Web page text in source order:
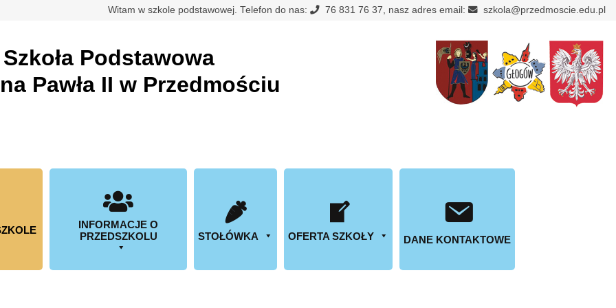
Witam w szkole podstawowej. Telefon do nas: 76 831 76 37, nasz adres email: szkola@przedmoscie.edu.pl
Szkoła Podstawowa
Pawła II w Przedmościu
INFORMACJE O
PRZEDSZKOLU
STOŁÓWKA OFERTA SZKOŁY DANE KONTAKTOWE